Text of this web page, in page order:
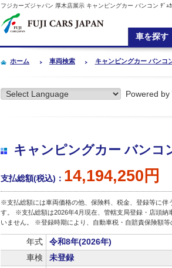
フジカーズジャパン 厚木店展示 キャンピングカー バンコン ﾃﾞｭ
車を探す
ホーム 車両検索 キャンピングカー バンコ
Powered by
キャンピングカー バンコ
支払総額(税込)： 14,194,250円
※支払総額には車両価格の他、保険料、税金、登録等に伴
す。 ※支払総額は2026年4月現在、管轄支局登録・店頭納
いません。 ※登録時期により、自動車税・自賠責保険額
年式 令和8年(2026年)
車検
未登録